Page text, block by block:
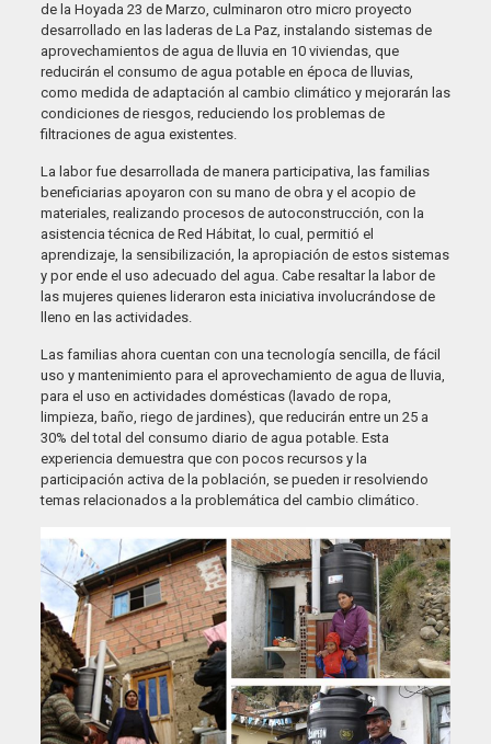
de la Hoyada 23 de Marzo, culminaron otro micro proyecto
desarrollado en las laderas de La Paz, instalando sistemas de
aprovechamientos de agua de lluvia en 10 viviendas, que
reducirán el consumo de agua potable en época de lluvias,
como medida de adaptación al cambio climático y mejorarán las
condiciones de riesgos, reduciendo los problemas de
filtraciones de agua existentes.
La labor fue desarrollada de manera participativa, las familias
beneficiarias apoyaron con su mano de obra y el acopio de
materiales, realizando procesos de autoconstrucción, con la
asistencia técnica de Red Hábitat, lo cual, permitió el
aprendizaje, la sensibilización, la apropiación de estos sistemas
y por ende el uso adecuado del agua. Cabe resaltar la labor de
las mujeres quienes lideraron esta iniciativa involucrándose de
lleno en las actividades.
Las familias ahora cuentan con una tecnología sencilla, de fácil
uso y mantenimiento para el aprovechamiento de agua de lluvia,
para el uso en actividades domésticas (lavado de ropa,
limpieza, baño, riego de jardines), que reducirán entre un 25 a
30% del total del consumo diario de agua potable. Esta
experiencia demuestra que con pocos recursos y la
participación activa de la población, se pueden ir resolviendo
temas relacionados a la problemática del cambio climático.